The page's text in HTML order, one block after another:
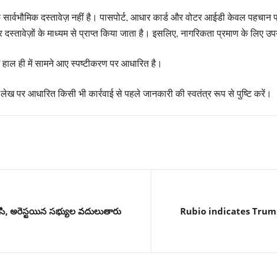
दस्तावेज़ नहीं है। पासपोर्ट, आधार कार्ड और वोटर आईडी केवल
के माध्यम से प्राप्त किया जाता है। इसलिए, नागरिकता प्रमाण के
ही में सामने आए स्पष्टीकरण पर आधारित है।
पर आधारित किसी भी कार्रवाई से पहले जानकारी की स्वतंत्र रूप से पुष्टि करें।
అరెస్టయిన సభ్యుల వదులుతారు
Rubio indicates